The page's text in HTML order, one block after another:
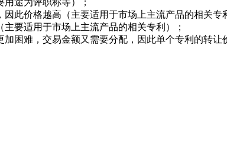
途为评职称等）；
此价格越高（主要适用于市场上主流产品的相关专
要适用于市场上主流产品的相关专利）；
困难，交易金额又需要分配，因此单个专利的转让